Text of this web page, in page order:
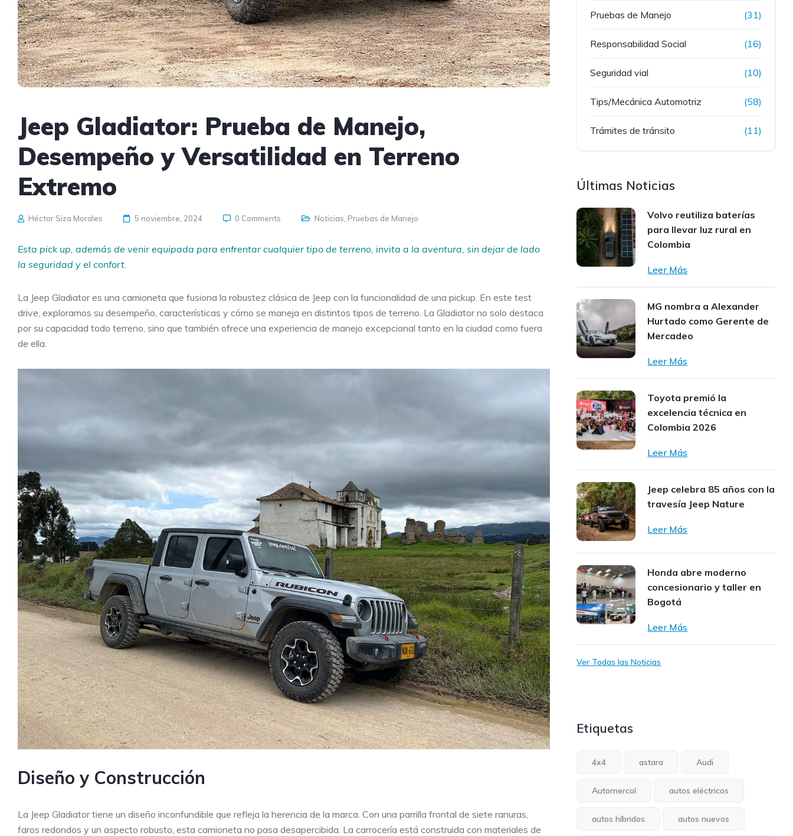
Jeep Gladiator: Prueba de Manejo,
Desempeño y Versatilidad en Terreno
Extremo
Héctor Siza Morales 5 noviembre, 2024 0 Comments Noticias Pruebas de Manejo
Esta pick up, además de venir equipada para enfrentar cualquier tipo de terreno, invita a la aventura, sin dejar de lado
la seguridad y el confort.
La Jeep Gladiator es una camioneta que fusiona la robustez clásica de Jeep con la funcionalidad de una pickup. En este test
drive, exploramos su desempeño, características y cómo se maneja en distintos tipos de terreno. La Gladiator no solo destaca
por su capacidad todo terreno, sino que también ofrece una experiencia de manejo excepcional tanto en la ciudad como fuera
de ella.
Diseño y Construcción
La Jeep Gladiator tiene un diseño inconfundible que refleja la herencia de la marca. Con una parrilla frontal de siete ranuras,
faros redondos y un aspecto robusto, esta camioneta no pasa desapercibida. La carrocería está construida con materiales de
Pruebas de Manejo (31)
Responsabilidad Social (16)
Seguridad vial (10)
Tips/Mecánica Automotriz (58)
Trámites de tránsito (11)
Últimas Noticias
Volvo reutiliza baterías
para llevar luz rural en
Colombia
Leer Más
MG nombra a Alexander
Hurtado como Gerente de
Mercadeo
Leer Más
Toyota premió la
excelencia técnica en
Colombia 2026
Leer Más
Jeep celebra 85 años con la
travesía Jeep Nature
Leer Más
Honda abre moderno
concesionario y taller en
Bogotá
Leer Más
Ver Todas las Noticias
Etiquetas
4x4 astara Audi
Automercol autos eléctricos
autos híbridos autos nuevos